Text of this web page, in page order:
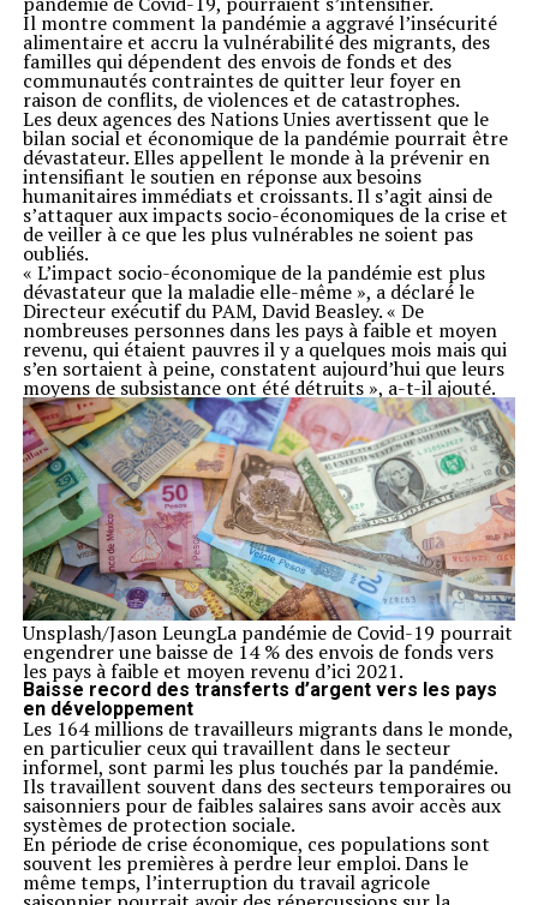
Il montre comment la pandémie a aggravé l’insécurité
alimentaire et accru la vulnérabilité des migrants, des
familles qui dépendent des envois de fonds et des
communautés contraintes de quitter leur foyer en
raison de conflits, de violences et de catastrophes.
Les deux agences des Nations Unies avertissent que le
bilan social et économique de la pandémie pourrait être
dévastateur. Elles appellent le monde à la prévenir en
intensifiant le soutien en réponse aux besoins
humanitaires immédiats et croissants. Il s’agit ainsi de
s’attaquer aux impacts socio-économiques de la crise et
de veiller à ce que les plus vulnérables ne soient pas
oubliés.
« L’impact socio-économique de la pandémie est plus
dévastateur que la maladie elle-même », a déclaré le
Directeur exécutif du PAM, David Beasley. « De
nombreuses personnes dans les pays à faible et moyen
revenu, qui étaient pauvres il y a quelques mois mais qui
s’en sortaient à peine, constatent aujourd’hui que leurs
moyens de subsistance ont été détruits », a-t-il ajouté.
Unsplash/Jason LeungLa pandémie de Covid-19 pourrait
engendrer une baisse de 14 % des envois de fonds vers
les pays à faible et moyen revenu d’ici 2021.
Baisse record des transferts d’argent vers les pays
en développement
Les 164 millions de travailleurs migrants dans le monde,
en particulier ceux qui travaillent dans le secteur
informel, sont parmi les plus touchés par la pandémie.
Ils travaillent souvent dans des secteurs temporaires ou
saisonniers pour de faibles salaires sans avoir accès aux
systèmes de protection sociale.
En période de crise économique, ces populations sont
souvent les premières à perdre leur emploi. Dans le
même temps, l’interruption du travail agricole